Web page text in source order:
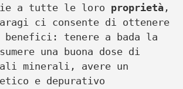
a tutte le loro proprietà ,
ci consente di ottenere
benefici: tenere a bada la
una buona dose di
minerali, avere un
e depurativo